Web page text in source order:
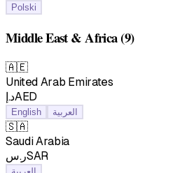
Polski
Middle East & Africa(9)
🇦🇪
United Arab Emirates
د.إAED
English العربية
🇸🇦
Saudi Arabia
ر.سSAR